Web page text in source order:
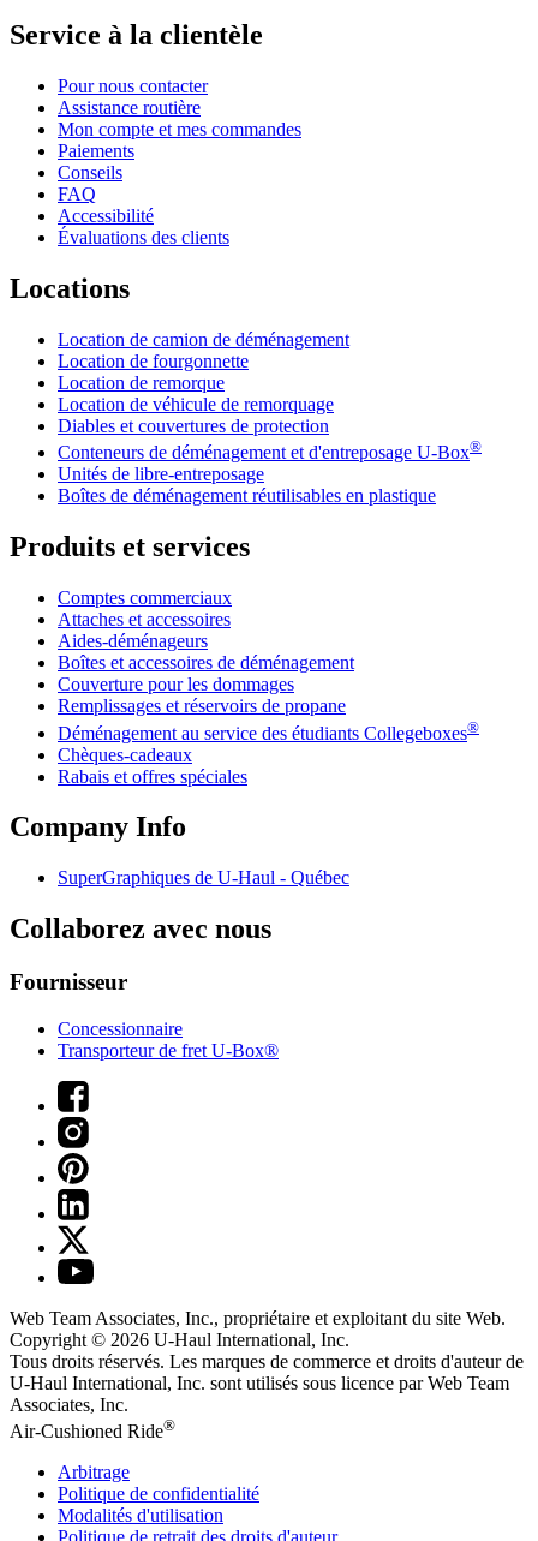
Service à la clientèle
Pour nous contacter
Assistance routière
Mon compte et mes commandes
Paiements
Conseils
FAQ
Accessibilité
Évaluations des clients
Locations
Location de camion de déménagement
Location de fourgonnette
Location de remorque
Location de véhicule de remorquage
Diables et couvertures de protection
Conteneurs de déménagement et d'entreposage U-Box®
Unités de libre-entreposage
Boîtes de déménagement réutilisables en plastique
Produits et services
Comptes commerciaux
Attaches et accessoires
Aides-déménageurs
Boîtes et accessoires de déménagement
Couverture pour les dommages
Remplissages et réservoirs de propane
Déménagement au service des étudiants Collegeboxes®
Chèques-cadeaux
Rabais et offres spéciales
Company Info
SuperGraphiques de U-Haul - Québec
Collaborez avec nous
Fournisseur
Concessionnaire
Transporteur de fret U-Box®
Web Team Associates, Inc., propriétaire et exploitant du site Web.
Copyright © 2026 U-Haul International, Inc.
Tous droits réservés. Les marques de commerce et droits d'auteur de
U-Haul International, Inc. sont utilisés sous licence par Web Team
Associates, Inc.
Air-Cushioned Ride®
Arbitrage
Politique de confidentialité
Modalités d'utilisation